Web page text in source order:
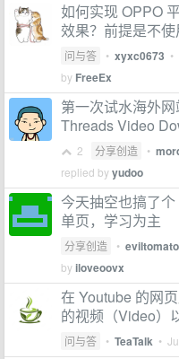
如何实现 OPPO
效果？前提是不
问与答 • xyxc0673 •
by FreeEx
第一次试水海外
Threads Video
2 分享创造 •
replied byyudoo
今天抽空也搞了
单页，学习为主
分享创造 • eviltomato
byiloveoovx
在 Youtube 的网
的视频（Video）
问与答 • TeaTalk •